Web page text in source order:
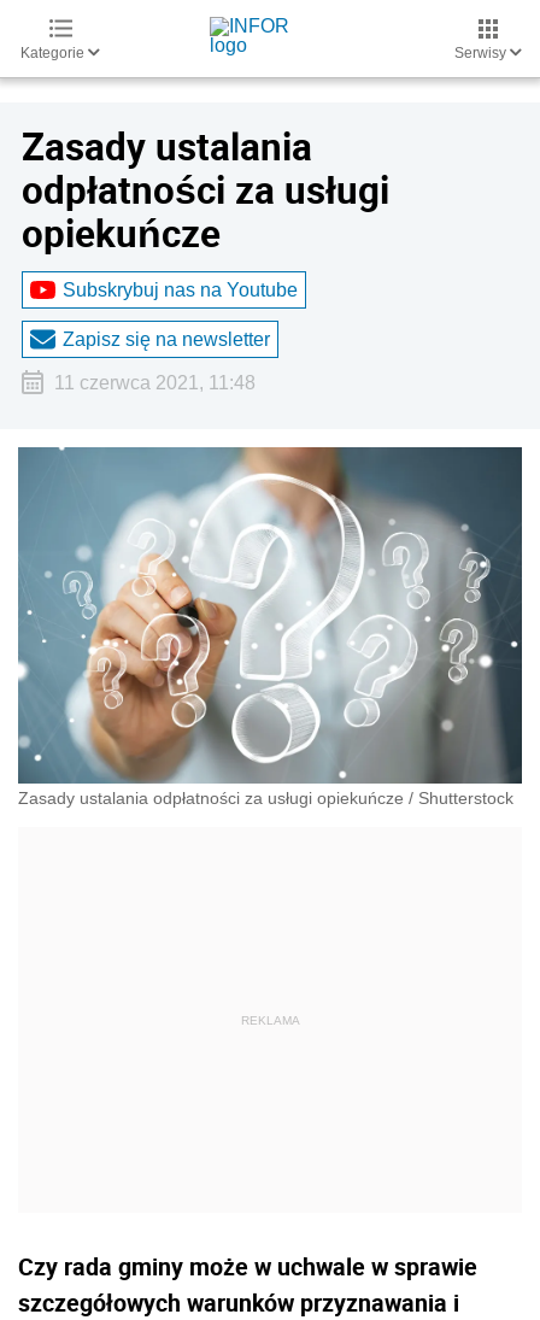
Kategorie Serwisy
Zasady ustalania
odpłatności za usługi
opiekuńcze
Subskrybuj nas na Youtube
Zapisz się na newsletter
11 czerwca 2021, 11:48
Zasady ustalania odpłatności za usługi opiekuńcze / Shutterstock
Czy rada gminy może w uchwale w sprawie
szczegółowych warunków przyznawania i